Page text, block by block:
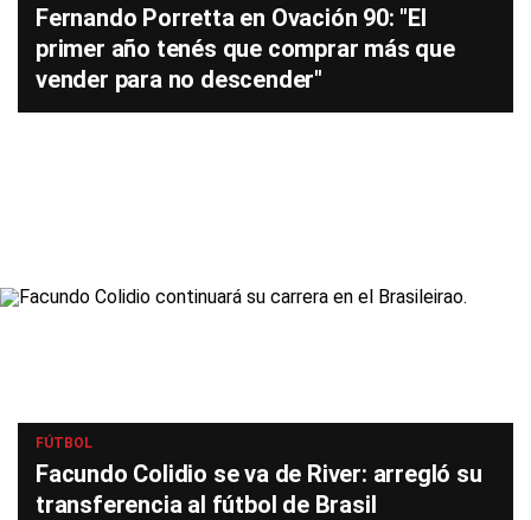
Fernando Porretta en Ovación 90: "El
primer año tenés que comprar más que
vender para no descender"
FÚTBOL
Facundo Colidio se va de River: arregló su
transferencia al fútbol de Brasil